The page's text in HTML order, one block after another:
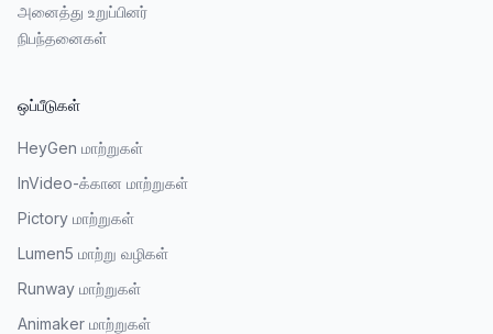
அனைத்து உறுப்பினர்
நிபந்தனைகள்
ஒப்பீடுகள்
HeyGen மாற்றுகள்
InVideo-க்கான மாற்றுகள்
Pictory மாற்றுகள்
Lumen5 மாற்று வழிகள்
Runway மாற்றுகள்
Animaker மாற்றுகள்